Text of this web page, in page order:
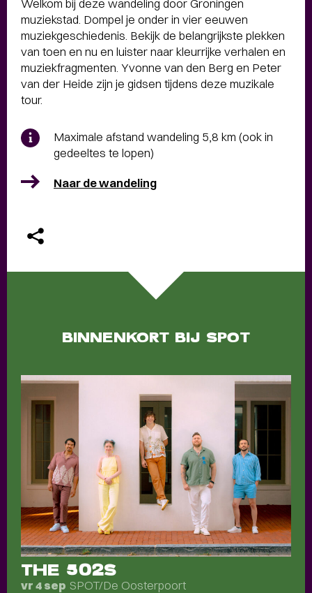
Welkom bij deze wandeling door Groningen
muziekstad. Dompel je onder in vier eeuwen
muziekgeschiedenis. Bekijk de belangrijkste plekken
van toen en nu en luister naar kleurrijke verhalen en
muziekfragmenten. Yvonne van den Berg en Peter
van der Heide zijn je gidsen tijdens deze muzikale
tour.
Maximale afstand wandeling 5,8 km (ook in
gedeeltes te lopen)
Naar de wandeling
BINNENKORT BIJ SPOT
THE 502S
vr 4 sep SPOT/De Oosterpoort